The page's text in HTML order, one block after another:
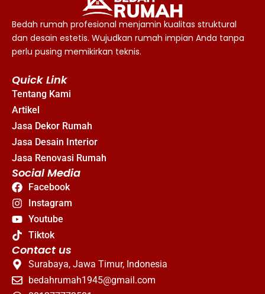
Bedah rumah profesional menjamin kualitas struktural
dan desain estetis. Wujudkan rumah impian Anda tanpa
perlu pusing memikirkan teknis.
Quick Link
Tentang Kami
Artikel
Jasa Dekor Rumah
Jasa Desain Interior
Jasa Renovasi Rumah
Social Media
Facebook
Instagram
Youtube
Tiktok
Contact us
Surabaya, Jawa Timur, Indonesia
bedahrumah1945@gmail.com